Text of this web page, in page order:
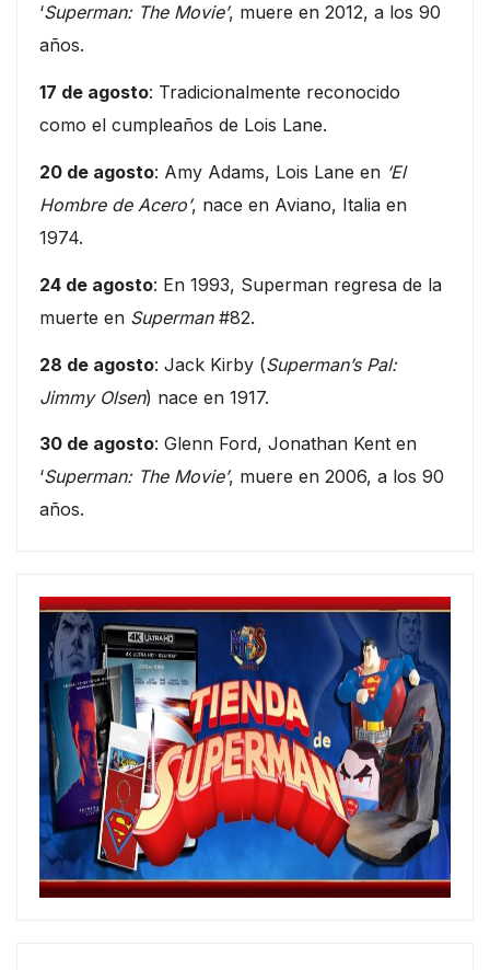
‘Superman: The Movie’, muere en 2012, a los 90
años.
17 de agosto: Tradicionalmente reconocido
como el cumpleaños de Lois Lane.
20 de agosto: Amy Adams, Lois Lane en ‘El
Hombre de Acero’, nace en Aviano, Italia en
1974.
24 de agosto: En 1993, Superman regresa de la
muerte en Superman#82.
28 de agosto: Jack Kirby (Superman’s Pal:
Jimmy Olsen) nace en 1917.
30 de agosto: Glenn Ford, Jonathan Kent en
‘Superman: The Movie’, muere en 2006, a los 90
años.